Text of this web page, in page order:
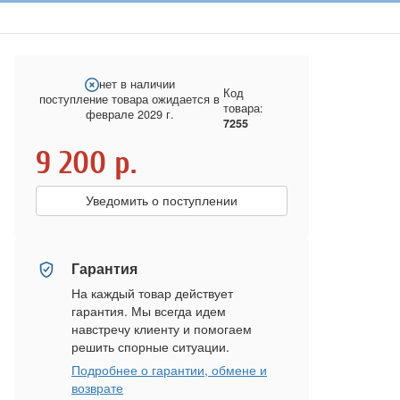
нет в наличии
поступление товара ожидается в
феврале 2029 г.
Код
товара:
7255
9 200 р.
Уведомить о поступлении
Гарантия
На каждый товар действует
гарантия. Мы всегда идем
навстречу клиенту и помогаем
решить спорные ситуации.
Подробнее о гарантии, обмене и
возврате